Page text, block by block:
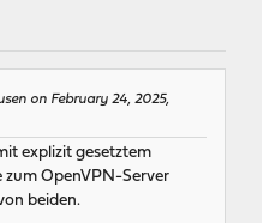
on February 24, 2025,
explizit gesetztem
zum OpenVPN-Server
beiden.